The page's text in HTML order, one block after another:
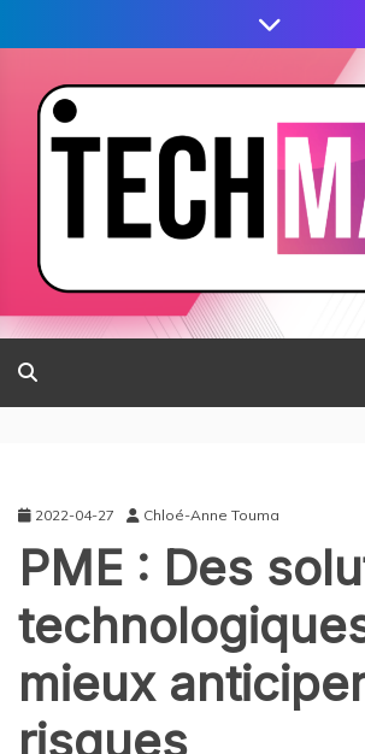
2022-04-27 Chloé-Anne Touma
PME : Des
mieux
risques